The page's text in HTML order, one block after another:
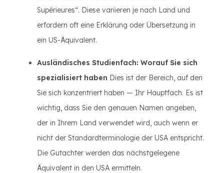
Supérieures“. Diese variieren je nach Land und
erfordern oft eine Erklärung oder Übersetzung in
ein US-Äquivalent.
Ausländisches Studienfach: Worauf Sie sich
spezialisiert haben Dies ist der Bereich, auf den
Sie sich konzentriert haben — Ihr Hauptfach. Es ist
wichtig, dass Sie den genauen Namen angeben,
der in Ihrem Land verwendet wird, auch wenn er
nicht der Standardterminologie der USA entspricht.
Die Gutachter werden das nächstgelegene
Äquivalent in den USA ermitteln.